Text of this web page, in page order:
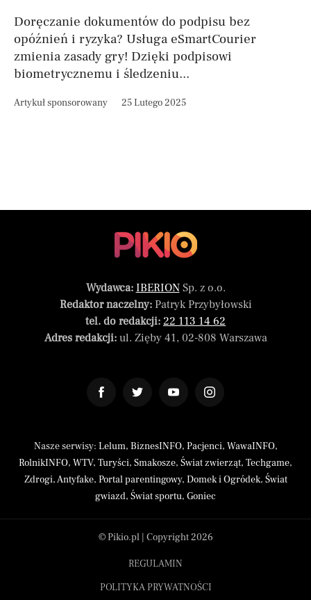
Doręczanie dokumentów do podpisu bez
opóźnień i ryzyka? Usługa eSmartCourier
zmienia zasady gry! Dzięki podpisowi
biometrycznemu i śledzeniu...
Artykuł sponsorowany 25 Lutego 2025
Wydawca: IBERIONSp. z o.o.
Redaktor naczelny:Patryk Przybyłowski
tel. do redakcji: 22 113 14 62
Adres redakcji:ul. Zięby 41, 02-808 Warszawa
Nasze serwisy: Lelum, BiznesINFO, Pacjenci, WawaINFO,
RolnikINFO, WTV, Turyści, Smakosze, Świat zwierząt, Techgame,
Zdrogi,Antyfake, Portal parentingowy, Domek i Ogródek, Świat
gwiazd, Świat sportu, Goniec
© Pikio.pl | Copyright 2026
REGULAMIN
POLITYKA PRYWATNOŚCI